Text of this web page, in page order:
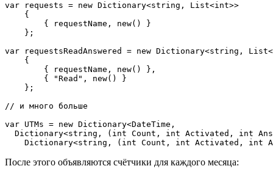
var requests = new Dictionary<string, List<int>>
{
{ requestName, new() }
};
var requestsReadAnswered = new Dictionary<string,
{
{ requestName, new() },
{ "Read", new() }
};
// и много больше
var UTMs = new Dictionary<DateTime,
Dictionary<string, (int Count, int Activated, int
Dictionary<string, (int Count, int Activated, int
После этого объявляются счётчики для каждого месяца: